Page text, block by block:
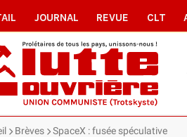
JOURNAL REVUE CLT
Brèves SpaceX : fusée spéculative